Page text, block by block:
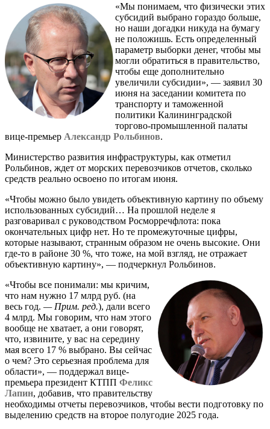
«Мы понимаем, что физически этих
субсидий выбрано гораздо больше,
но наши догадки никуда на бумагу
не положишь. Есть определенный
параметр выборки денег, чтобы мы
могли обратиться в правительство,
чтобы еще дополнительно
увеличили субсидии», — заявил 30
июня на заседании комитета по
транспорту и таможенной
политики Калининградской
торгово-промышленной палаты
вице-премьер Александр Рольбинов.
Министерство развития инфраструктуры, как отметил
Рольбинов, ждет от морских перевозчиков отчетов, сколько
средств реально освоено по итогам июня.
«Чтобы можно было увидеть объективную картину по объему
использованных субсидий… На прошлой неделе я
разговаривал с руководством Росморречфлота: пока
окончательных цифр нет. Но те промежуточные цифры,
которые называют, странным образом не очень высокие. Они
где-то в районе 30 %, что тоже, на мой взгляд, не отражает
объективную картину», — подчеркнул Рольбинов.
«Чтобы все понимали: мы кричим,
что нам нужно 17 млрд руб. (на
весь год. —Прим. ред.), дали всего
4 млрд. Мы говорим, что нам этого
вообще не хватает, а они говорят,
что, извините, у вас на середину
мая всего 17 % выбрано. Вы сейчас
о чем? Это серьезная проблема для
области», — поддержал вице-
премьера президент КТПП Феликс
Лапин, добавив, что правительству
необходимы отчеты перевозчиков, чтобы вести подготовку по
выделению средств на второе полугодие 2025 года.